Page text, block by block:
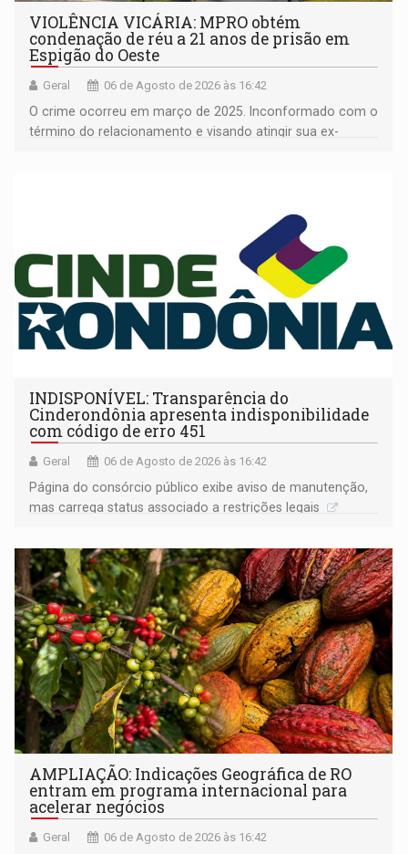
VIOLÊNCIA VICÁRIA: MPRO obtém
condenação de réu a 21 anos de prisão em
Espigão do Oeste
Geral 06 de Agosto de 2026 às 16:42
O crime ocorreu em março de 2025. Inconformado com o
término do relacionamento e visando atingir sua ex-
INDISPONÍVEL: Transparência do
Cinderondônia apresenta indisponibilidade
com código de erro 451
Geral 06 de Agosto de 2026 às 16:42
Página do consórcio público exibe aviso de manutenção,
mas carrega status associado a restrições legais
AMPLIAÇÃO: Indicações Geográfica de RO
entram em programa internacional para
acelerar negócios
Geral 06 de Agosto de 2026 às 16:42